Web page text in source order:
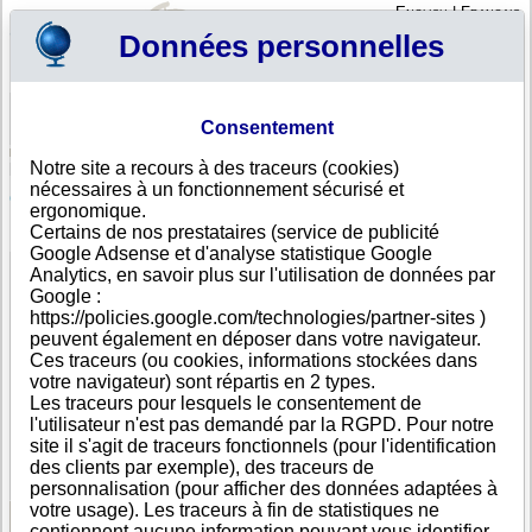
English|Français
Votre panier est vide
Moldavie >Toutes villes > Mun. Chisinau
QAIR MOLENERGY, SRL, mun. Chisinau
FICHE ENTREPRISE
Dénomination QAIR MOLENERGY, SRL
Adresse
20 str. Rosiori
Ville
Mun. Chisinau
Pays
Moldavie
Type
d'adresse
Siège social
DUNS®
Number
53-------
Cette entreprise fait partie d'un groupe de sociétés.
Nombre de sociétés dans ce groupe : 141
Données personnelles
Consentement
Notre site a recours à des traceurs (cookies)
nécessaires à un fonctionnement sécurisé et
ergonomique.
Certains de nos prestataires (service de publicité
Google Adsense et d'analyse statistique Google
Analytics, en savoir plus sur l'utilisation de données par
Google :
https://policies.google.com/technologies/partner-sites )
peuvent également en déposer dans votre navigateur.
Ces traceurs (ou cookies, informations stockées dans
votre navigateur) sont répartis en 2 types.
Les traceurs pour lesquels le consentement de
l'utilisateur n'est pas demandé par la RGPD. Pour notre
site il s'agit de traceurs fonctionnels (pour l'identification
des clients par exemple), des traceurs de
personnalisation (pour afficher des données adaptées à
votre usage). Les traceurs à fin de statistiques ne